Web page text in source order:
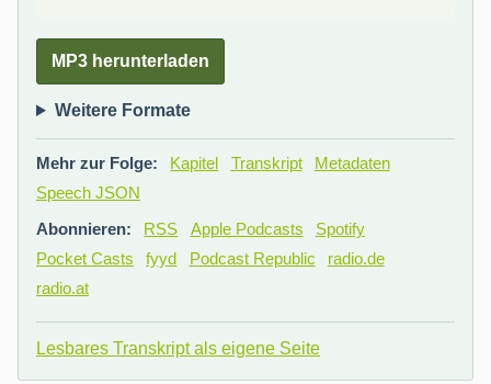
MP3 herunterladen
Weitere Formate
Mehr zur Folge: Kapitel Transkript
Metadaten
Speech JSON
Abonnieren:
RSS Apple Podcasts
Spotify
Pocket Casts
fyyd Podcast Republic
radio.de
radio.at
Lesbares Transkript als eigene Seite